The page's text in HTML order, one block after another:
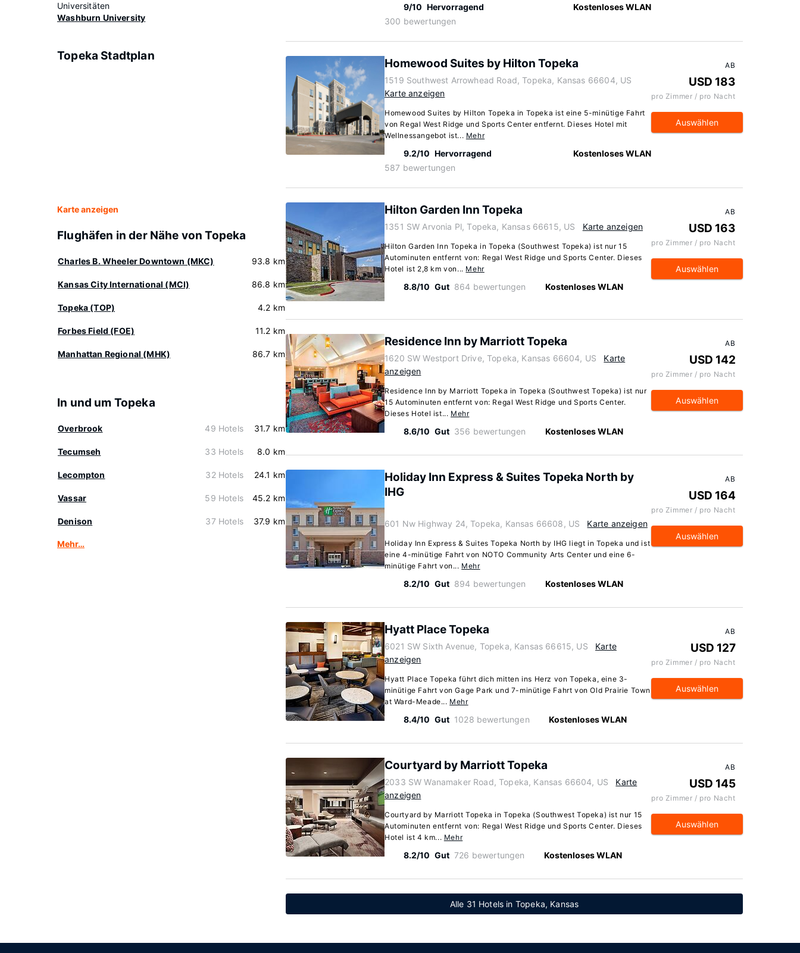
Universitäten
Washburn University
Topeka Stadtplan
Karte anzeigen
Flughäfen in der Nähe von Topeka
Charles B. Wheeler Downtown (MKC) 93.8 km
Kansas City International (MCI) 86.8 km
Topeka (TOP) 4.2 km
Forbes Field (FOE) 11.2 km
Manhattan Regional (MHK) 86.7 km
In und um Topeka
Overbrook 49 Hotels 31.7 km
Tecumseh 33 Hotels 8.0 km
Lecompton 32 Hotels 24.1 km
Vassar 59 Hotels 45.2 km
Denison 37 Hotels 37.9 km
Mehr…
9/10 Hervorragend
300 bewertungen
Kostenloses WLAN
Homewood Suites by Hilton Topeka
1519 Southwest Arrowhead Road, Topeka, Kansas 66604, US
Karte anzeigen
Homewood Suites by Hilton Topeka in Topeka ist eine 5-minütige Fahrt
von Regal West Ridge und Sports Center entfernt. Dieses Hotel mit
Wellnessangebot ist... Mehr
9.2/10 Hervorragend
587 bewertungen
Kostenloses WLAN
AB
USD 183
pro Zimmer / pro Nacht
Auswählen
Hilton Garden Inn Topeka
1351 SW Arvonia Pl, Topeka, Kansas 66615, US Karte anzeigen
Hilton Garden Inn Topeka in Topeka (Southwest Topeka) ist nur 15
Autominuten entfernt von: Regal West Ridge und Sports Center. Dieses
Hotel ist 2,8 km von... Mehr
8.8/10 Gut 864 bewertungen Kostenloses WLAN
AB
USD 163
pro Zimmer / pro Nacht
Auswählen
Residence Inn by Marriott Topeka
1620 SW Westport Drive, Topeka, Kansas 66604, US
Karte
anzeigen
Residence Inn by Marriott Topeka in Topeka (Southwest Topeka) ist nur
15 Autominuten entfernt von: Regal West Ridge und Sports Center.
Dieses Hotel ist... Mehr
8.6/10 Gut 356 bewertungen Kostenloses WLAN
AB
USD 142
pro Zimmer / pro Nacht
Auswählen
Holiday Inn Express & Suites Topeka North by
IHG
601 Nw Highway 24, Topeka, Kansas 66608, US Karte anzeigen
Holiday Inn Express & Suites Topeka North by IHG liegt in Topeka und ist
eine 4-minütige Fahrt von NOTO Community Arts Center und eine 6-
minütige Fahrt von... Mehr
8.2/10 Gut 894 bewertungen Kostenloses WLAN
AB
USD 164
pro Zimmer / pro Nacht
Auswählen
Hyatt Place Topeka
6021 SW Sixth Avenue, Topeka, Kansas 66615, US
Karte
anzeigen
Hyatt Place Topeka führt dich mitten ins Herz von Topeka, eine 3-
minütige Fahrt von Gage Park und 7-minütige Fahrt von Old Prairie Town
at Ward-Meade... Mehr
8.4/10 Gut 1028 bewertungen Kostenloses WLAN
AB
USD 127
pro Zimmer / pro Nacht
Auswählen
Courtyard by Marriott Topeka
2033 SW Wanamaker Road, Topeka, Kansas 66604, US
Karte
anzeigen
Courtyard by Marriott Topeka in Topeka (Southwest Topeka) ist nur 15
Autominuten entfernt von: Regal West Ridge und Sports Center. Dieses
Hotel ist 4 km... Mehr
8.2/10 Gut 726 bewertungen Kostenloses WLAN
AB
USD 145
pro Zimmer / pro Nacht
Auswählen
Alle 31 Hotels in Topeka, Kansas